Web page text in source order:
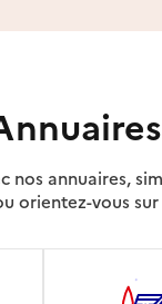
nos annuaires,
orientez-vous